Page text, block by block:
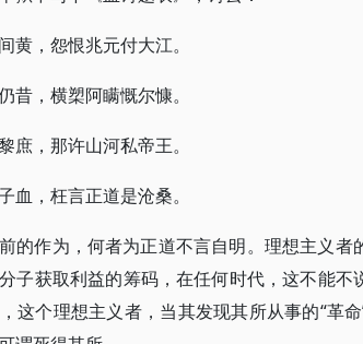
黄，怨恨兆元付大江。
昔，横槊阿瞒慨尔慷。
庶，那许山河私帝王。
血，枉言正道是沧桑。
的作为，何者为正道不言自明。理想主义
子获取利益的筹码，在任何时代，这不能
这个理想主义者，当其发现其所从事的“革